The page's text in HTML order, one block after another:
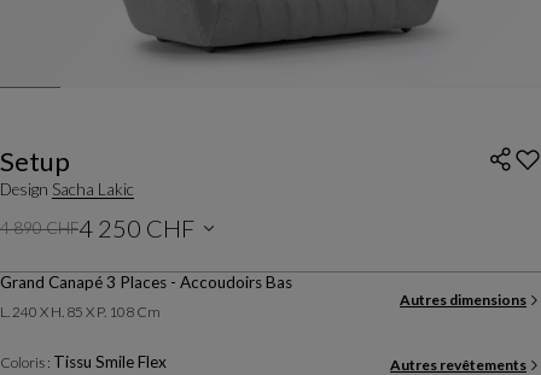
Setup
Design Sacha Lakic
4 890 CHF4 250 CHF
Tarif promotionnel, valable jusqu'au 30/11/2026
Prix hors livraison, valable en Suisse
Grand Canapé 3 Places - Accoudoirs Bas
L. 240 X H. 85 X P. 108 Cm
Autres dimensions
Coloris : Tissu Smile Flex Autres revêtements